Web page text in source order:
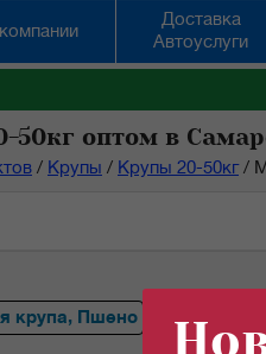
Доставка
Автоуслуги
50кг оптом в
/ Крупы / Крупы 20-50кг/
крупа, Пшено Горох